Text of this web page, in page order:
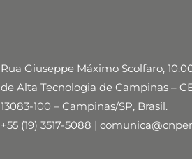
Rua Giuseppe Máximo Scolfaro,
de Alta Tecnologia de Campinas –
13083-100 – Campinas/SP, Brasil.
+55 (19) 3517-5088 |